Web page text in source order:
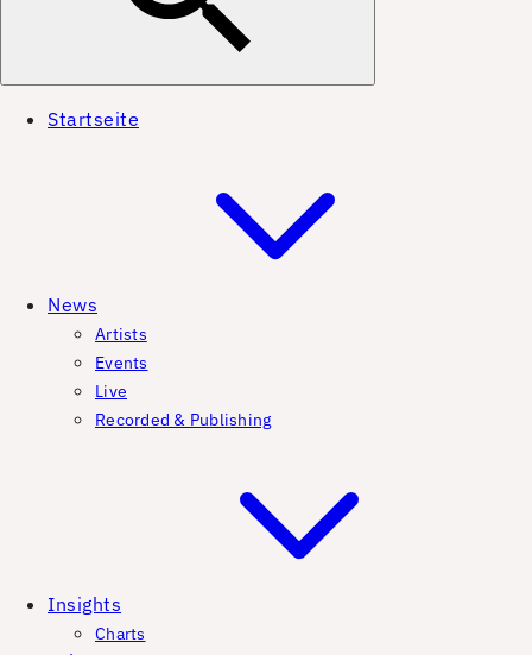
Startseite
News
Artists
Events
Live
Recorded & Publishing
Insights
Charts